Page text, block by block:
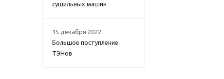
сушильных машин
15 декабря 2022
Большое поступление
ТЭНов